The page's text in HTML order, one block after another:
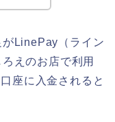
LinePay（ライン
えのお店で利用
座に入金されると